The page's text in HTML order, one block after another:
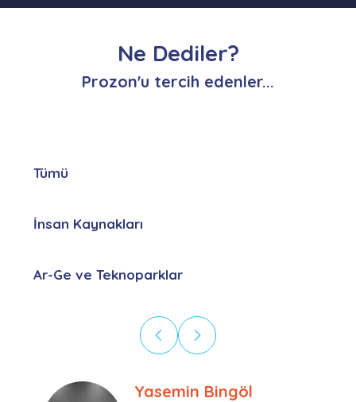
Ne Dediler?
Prozon'u tercih edenler...
Tümü
İnsan Kaynakları
Ar-Ge ve Teknoparklar
Ebru Kural